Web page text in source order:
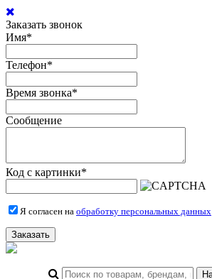
Заказать звонок
Имя*
Телефон*
Время звонка*
Сообщение
Код с картинки*
Я согласен на обработку персональных данных
Заказать